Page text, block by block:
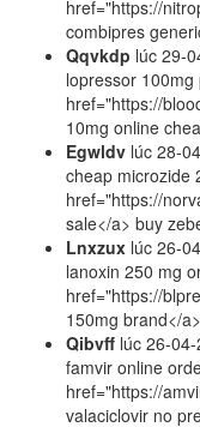
href="https://
combipres
Qqvkdp lúc 29-
lopressor 100mg
href="https://
10mg online
Egwldv lúc 28-
cheap microzide
href="https://
sale</a> buy
Lnxzux lúc 26-
lanoxin 250 mg
href="https://
150mg brand</
Qibvff lúc 26-
famvir online
href="https://
valaciclovir no